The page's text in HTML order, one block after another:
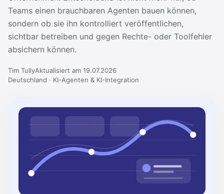
Teams einen brauchbaren Agenten bauen können,
sondern ob sie ihn kontrolliert veröffentlichen,
sichtbar betreiben und gegen Rechte- oder Toolfehler
absichern können.
Tim TullyAktualisiert am 19.07.2026
Deutschland · KI-Agenten & KI-Integration